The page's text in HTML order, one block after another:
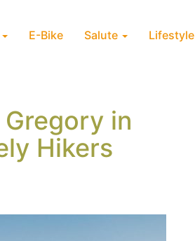
E-Bike Salute Lifestyle
in
Hikers